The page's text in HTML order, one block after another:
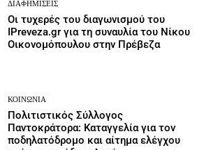
ΔΙΑΦΗΜΊΣΕΙΣ
Οι τυχερές του διαγωνισμού του
IPreveza.gr για τη συναυλία του Νίκου
Οικονομόπουλου στην Πρέβεζα
ΚΟΙΝΩΝΙΑ
Πολιτιστικός Σύλλογος
Παντοκράτορα: Καταγγελία για τον
ποδηλατόδρομο και αίτημα ελέγχου